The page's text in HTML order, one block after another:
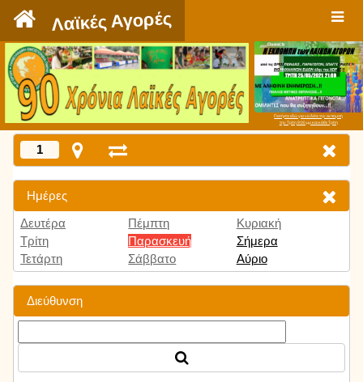
Λαϊκές Αγορές
Πατήστε εδώ για να δείτε την εκπομπή
την Τρίτη 9:00 μμ και κάθε Τρίτη
1
Ημέρες
Δευτέρα
Τρίτη
Τετάρτη
Πέμπτη
Παρασκευή
Σάββατο
Κυριακή
Σήμερα
Αύριο
Διεύθυνση